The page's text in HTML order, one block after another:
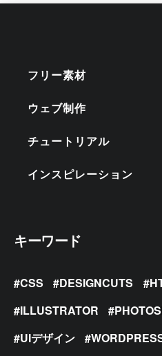
フリー素材
ウェブ制作
チュートリアル
インスピレーション
キーワード
CSS DESIGNCUTS
ILLUSTRATOR
UIデザイン